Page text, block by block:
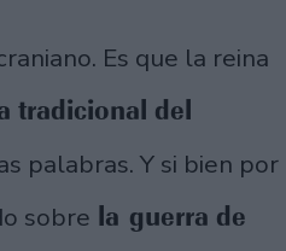
Es que la reina
tradicional del
palabras. Y si bien por
sobre la guerra de